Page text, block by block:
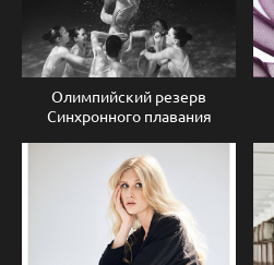
Олимпийский резерв
Синхронного плавания